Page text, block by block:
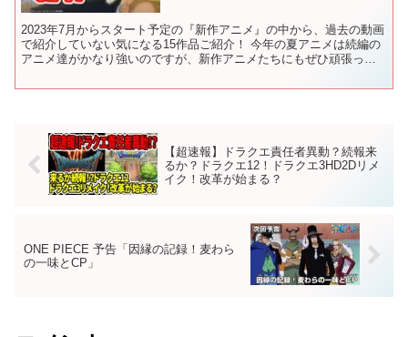
2023年7月からスタート予定の『新作アニメ』の中から、過去の動画
で紹介していない気になる15作品ご紹介！ 今年の夏アニメは続編の
アニメ達がかなり強いのですが、新作アニメたちにもぜひ頑張って
【超速報】ドラクエ責任者異動？続報来
るか？ドラクエ12！ドラクエ3HD2Dリメ
イク！改革が始まる？
ONE PIECE 予告「因縁の記録！麦わら
の一味とCP」